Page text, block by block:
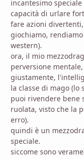
incantesimo
capacità di urlare
fare azioni
giochiamo,
western).
ora, il mio
perversione
giustamente,
la classe di mago (lo
puoi rivendere bene
ruolata, visto che la
erro).
quindi è un
speciale.
siccome sono